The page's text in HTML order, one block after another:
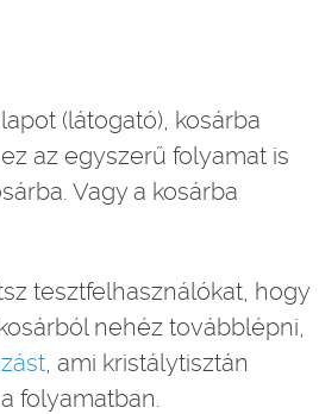
(látogató), kosárba
az egyszerű folyamat is
Vagy a kosárba
tesztfelhasználókat, hogy
nehéz továbblépni,
, ami kristálytisztán
folyamatban.